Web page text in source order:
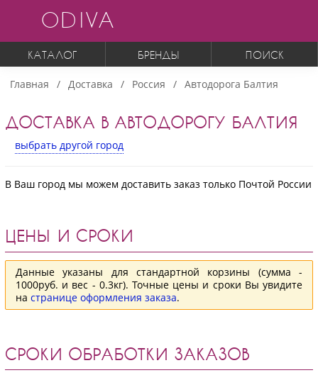
ODIVA
КАТАЛОГ БРЕНДЫ ПОИСК
Главная Доставка Россия Автодорога Балтия
ДОСТАВКА В АВТОДОРОГУ БАЛТИЯ
выбрать другой город
В Ваш город мы можем доставить заказ только Почтой России
ЦЕНЫ И СРОКИ
Данные указаны для стандартной корзины (сумма -
1000руб. и вес - 0.3кг). Точные цены и сроки Вы увидите
на странице оформления заказа.
СРОКИ ОБРАБОТКИ ЗАКАЗОВ